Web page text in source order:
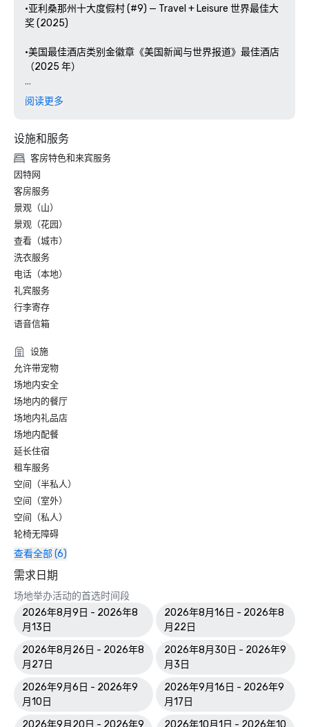
•亚利桑那州十大度假村 (#9) — Travel + Leisure 世界最佳大
奖 (2025)
•美国最佳酒店类别金徽章《美国新闻与世界报道》最佳酒店
（2025 年）
•在凤凰城排名第 #12 的酒店，在亚利桑那州《美国新闻与世
•亚利桑那州十大酒店 (#1) 排名亚利桑那州 (2025)
•亚利桑那州十大住宿酒店 (#8) 排名亚利桑那州 (2025)
•日落旅行奖——住宿地点：《日落历史酒店》杂志（2025
年）
•斯科茨代尔普罗格雷斯最佳精品酒店（2025）
•最佳行政总厨 Scottsdale Progress（2025 年）
阅读更多
设施和服务
客房特色和来宾服务
因特网
客房服务
景观（山）
景观（花园）
查看（城市）
洗衣服务
电话（本地）
礼宾服务
行李寄存
语音信箱
设施
允许带宠物
场地内安全
场地内的餐厅
场地内礼品店
场地内配餐
延长住宿
租车服务
空间（半私人）
空间（室外）
空间（私人）
轮椅无障碍
查看全部 (6)
需求日期
场地举办活动的首选时间段
2026年8月9日 - 2026年8
月13日
2026年8月16日 - 2026年8
月22日
2026年8月26日 - 2026年8
月27日
2026年8月30日 - 2026年9
月3日
2026年9月6日 - 2026年9
月10日
2026年9月16日 - 2026年9
月17日
2026年9月20日 - 2026年9
2026年10月1日 - 2026年10